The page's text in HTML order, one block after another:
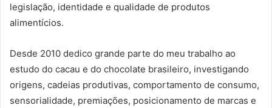
legislação, identidade e qualidade de produtos
alimentícios.
Desde 2010 dedico grande parte do meu trabalho ao
estudo do cacau e do chocolate brasileiro, investigando
origens, cadeias produtivas, comportamento de consumo,
sensorialidade, premiações, posicionamento de marcas e